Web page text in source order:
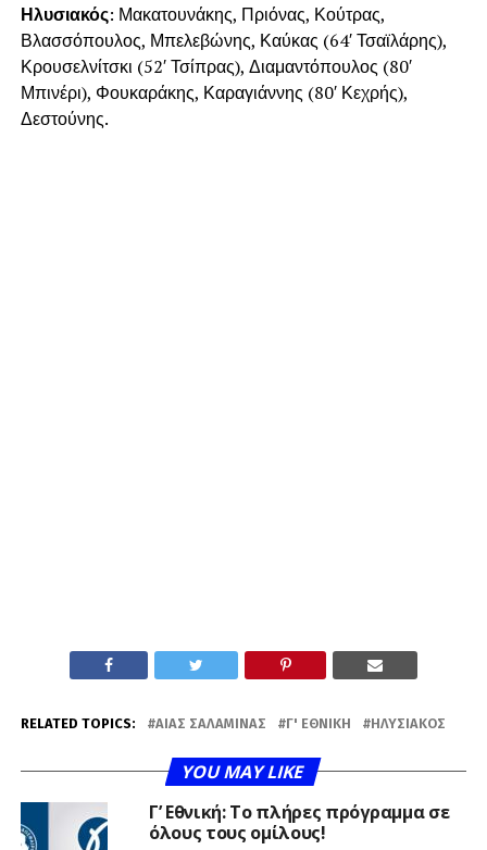
Ηλυσιακός: Μακατουνάκης, Πριόνας, Κούτρας,
Βλασσόπουλος, Μπελεβώνης, Καύκας (64′ Τσαϊλάρης),
Κρουσελνίτσκι (52′ Τσίπρας), Διαμαντόπουλος (80′
Μπινέρι), Φουκαράκης, Καραγιάννης (80′ Κεχρής),
Δεστούνης.
RELATED TOPICS: ΑΊΑΣ ΣΑΛΑΜΊΝΑΣ Γ' ΕΘΝΙΚΉ ΗΛΥΣΙΑΚΌΣ
YOU MAY LIKE
Γ’ Εθνική: Το πλήρες πρόγραμμα σε
όλους τους ομίλους!